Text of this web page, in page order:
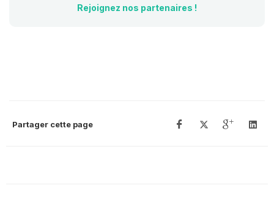
Rejoignez nos partenaires !
Partager cette page